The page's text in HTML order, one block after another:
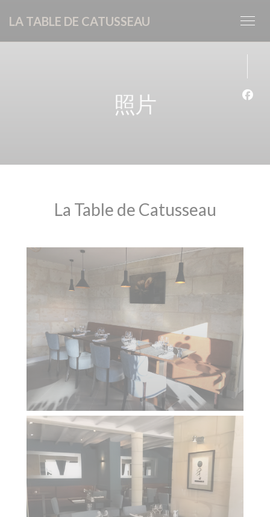
LA TABLE DE CATUSSEAU
照片
La Table de Catusseau